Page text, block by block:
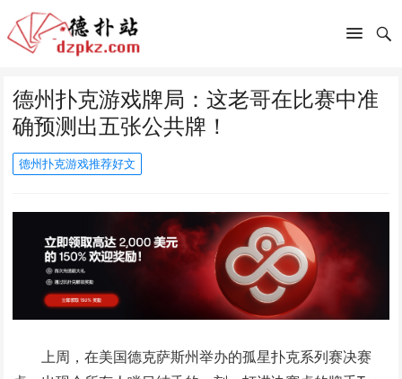
德州扑克游戏牌局：这老哥在比赛中准
确预测出五张公共牌！
德州扑克游戏推荐好文
上周，在美国德克萨斯州举办的孤星扑克系列赛决赛